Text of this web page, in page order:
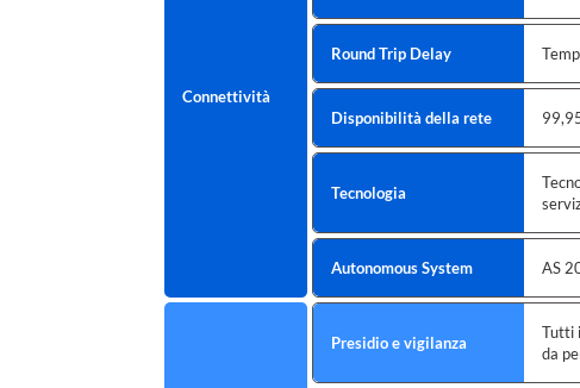
Connettività
Round Trip Delay
Disponibilità della rete
Tecnologia
Autonomous System AS
Presidio e vigilanza
Tutti
da